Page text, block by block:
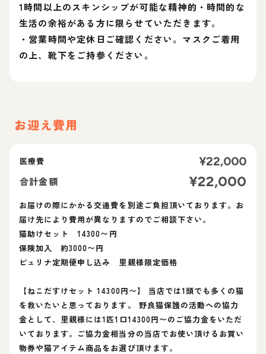
1時間以上のスキンシップが可能な精神的・時間的な
生活の余裕がある方に限らせていただきます。
・営業時間や定休日ご確認ください。マスクご着用
の上、靴下をご持参ください。
お迎え費用
医療費 ¥22,000
合計金額 ¥22,000
お届けの際にかかる交通費を別途ご負担頂いております。お
届け先により費用が異なりますのでご相談下さい。
猫助けセット 14300〜円
保険加入 約3000〜円
ピュリナ定期便申し込み 里親様限定価格
【ねこだすけセット 14300円〜】 当店では1頭でも多くの猫
を救いたいと思っております。 野良猫保護の活動への協力
金として、里親様には1匹1口14300円〜のご協力金をいただ
いております。ご協力金相当分の当店でお使い頂けるお買い
物券や猫アイテム商品をお選び頂けます。